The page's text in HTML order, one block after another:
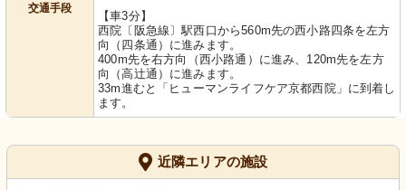
交通手段
【車3分】
西院〔阪急線〕駅西口から560m先の西小路四条を左方
向（四条通）に進みます。
400m先を右方向（西小路通）に進み、120m先を左方
向（高辻通）に進みます。
33m進むと「ヒューマンライフケア京都西院」に到着し
ます。
近隣エリアの施設